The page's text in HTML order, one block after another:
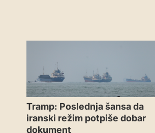
Tramp: Poslednja šansa da
iranski režim potpiše dobar
dokument